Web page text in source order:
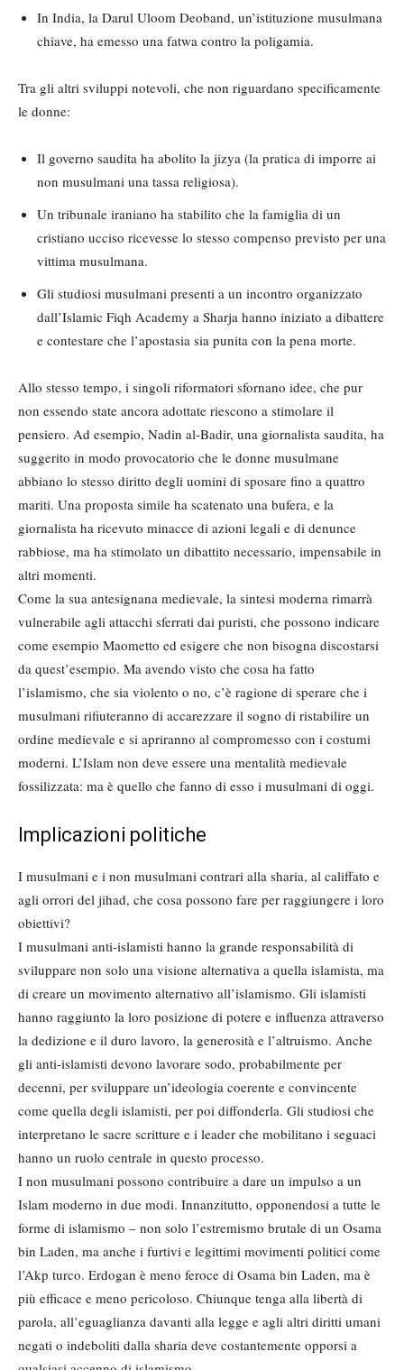
In India, la Darul Uloom Deoband, un’istituzione musulmana
chiave, ha emesso una fatwa contro la poligamia.
Tra gli altri sviluppi notevoli, che non riguardano specificamente
le donne:
Il governo saudita ha abolito la jizya (la pratica di imporre ai
non musulmani una tassa religiosa).
Un tribunale iraniano ha stabilito che la famiglia di un
cristiano ucciso ricevesse lo stesso compenso previsto per una
vittima musulmana.
Gli studiosi musulmani presenti a un incontro organizzato
dall’Islamic Fiqh Academy a Sharja hanno iniziato a dibattere
e contestare che l’apostasia sia punita con la pena morte.
Allo stesso tempo, i singoli riformatori sfornano idee, che pur
non essendo state ancora adottate riescono a stimolare il
pensiero. Ad esempio, Nadin al-Badir, una giornalista saudita, ha
suggerito in modo provocatorio che le donne musulmane
abbiano lo stesso diritto degli uomini di sposare fino a quattro
mariti. Una proposta simile ha scatenato una bufera, e la
giornalista ha ricevuto minacce di azioni legali e di denunce
rabbiose, ma ha stimolato un dibattito necessario, impensabile in
altri momenti.
Come la sua antesignana medievale, la sintesi moderna rimarrà
vulnerabile agli attacchi sferrati dai puristi, che possono indicare
come esempio Maometto ed esigere che non bisogna discostarsi
da quest’esempio. Ma avendo visto che cosa ha fatto
l’islamismo, che sia violento o no, c’è ragione di sperare che i
musulmani rifiuteranno di accarezzare il sogno di ristabilire un
ordine medievale e si apriranno al compromesso con i costumi
moderni. L’Islam non deve essere una mentalità medievale
fossilizzata: ma è quello che fanno di esso i musulmani di oggi.
Implicazioni politiche
I musulmani e i non musulmani contrari alla sharia, al califfato e
agli orrori del jihad, che cosa possono fare per raggiungere i loro
obiettivi?
I musulmani anti-islamisti hanno la grande responsabilità di
sviluppare non solo una visione alternativa a quella islamista, ma
di creare un movimento alternativo all’islamismo. Gli islamisti
hanno raggiunto la loro posizione di potere e influenza attraverso
la dedizione e il duro lavoro, la generosità e l’altruismo. Anche
gli anti-islamisti devono lavorare sodo, probabilmente per
decenni, per sviluppare un’ideologia coerente e convincente
come quella degli islamisti, per poi diffonderla. Gli studiosi che
interpretano le sacre scritture e i leader che mobilitano i seguaci
hanno un ruolo centrale in questo processo.
I non musulmani possono contribuire a dare un impulso a un
Islam moderno in due modi. Innanzitutto, opponendosi a tutte le
forme di islamismo – non solo l’estremismo brutale di un Osama
bin Laden, ma anche i furtivi e legittimi movimenti politici come
l’Akp turco. Erdogan è meno feroce di Osama bin Laden, ma è
più efficace e meno pericoloso. Chiunque tenga alla libertà di
parola, all’eguaglianza davanti alla legge e agli altri diritti umani
negati o indeboliti dalla sharia deve costantemente opporsi a